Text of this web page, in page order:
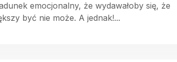
emocjonalny, że wydawałoby się, że
być nie może. A jednak!...